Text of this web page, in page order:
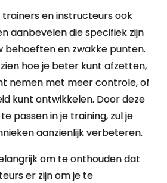
en instructeurs ook
aanbevelen die specifiek zijn
behoeften en zwakke punten.
hoe je beter kunt afzetten,
nemen met meer controle, of
kunt ontwikkelen. Door deze
passen in je training, zul je
aanzienlijk verbeteren.
om te onthouden dat
er zijn om je te